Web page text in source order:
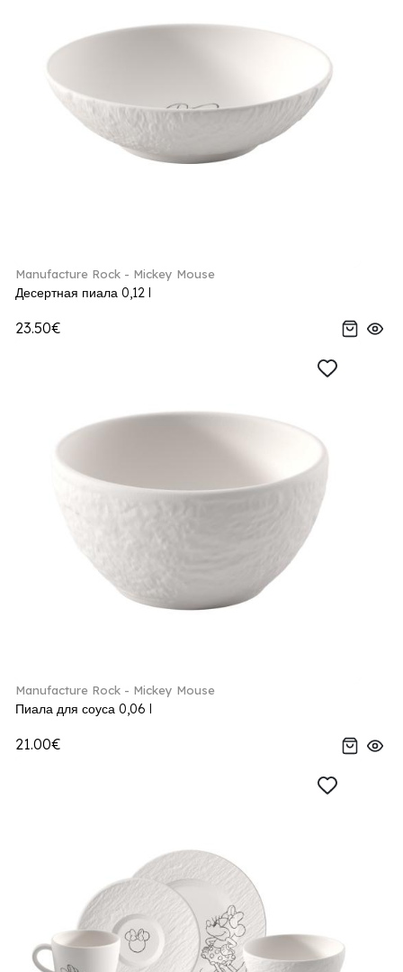
Manufacture Rock - Mickey Mouse
Десертная пиала 0,12 l
23.50€
Manufacture Rock - Mickey Mouse
Пиала для соуса 0,06 l
21.00€